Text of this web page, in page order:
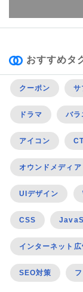
おすすめタ
クーポン サ
ドラマ バラ
アイコン
オウンドメディア
UIデザイン
CSS
インターネット広
SEO対策